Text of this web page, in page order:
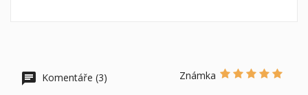
Komentáře (3) Známka